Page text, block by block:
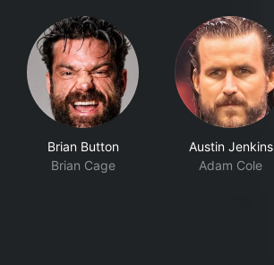
Brian Button
Brian Cage
Austin Jenkins
Adam Cole